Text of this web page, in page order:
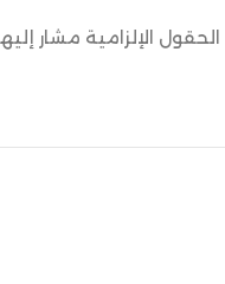
الحقول الإلزامية مشار